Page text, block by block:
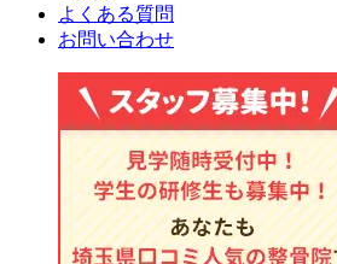
よくある質問
お問い合わせ